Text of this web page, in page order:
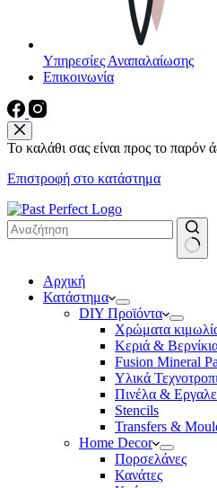
Υπηρεσίες Αναπαλαίωσης
Επικοινωνία
Το καλάθι σας είναι προς το παρόν
Επιστροφή στο κατάστημα
results
Αρχική
Κατάστημα
DIY Προϊόντα
Χρώματα
Κεριά &
Fusion Mineral
Υλικά
Πινέλα &
Stencils
Transfers &
Home Decor
Πορσελάνες
Κανάτες